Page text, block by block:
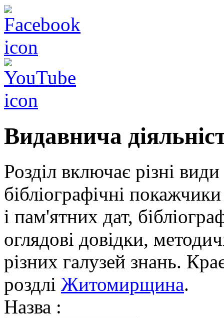
Видавнича
Розділ включає різні
бібліографічні
і пам'ятних дат,
оглядові довідки,
різних галузей знань.
роздлі Житомирщина.
Назва :